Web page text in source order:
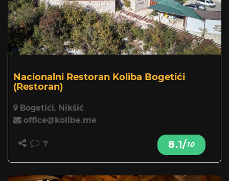
Nacionalni Restoran Koliba Bogetići
(Restoran)
Bogetići, Nikšić
office@kolibe.me
7 8.1/10